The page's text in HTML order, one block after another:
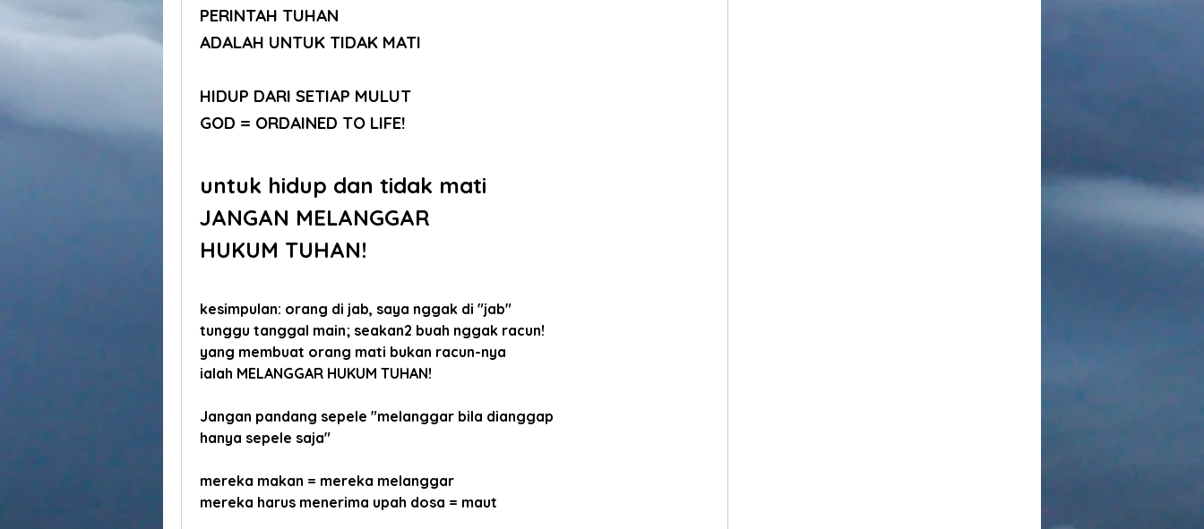
PERINTAH TUHAN
ADALAH UNTUK TIDAK MATI
HIDUP DARI SETIAP MULUT
GOD = ORDAINED TO LIFE!
untuk hidup dan tidak mati
JANGAN MELANGGAR
HUKUM TUHAN!
kesimpulan: orang di jab, saya nggak di "jab"
tunggu tanggal main; seakan2 buah nggak racun!
yang membuat orang mati bukan racun-nya
ialah MELANGGAR HUKUM TUHAN!
Jangan pandang sepele "melanggar bila dianggap
hanya sepele saja"
mereka makan = mereka melanggar
mereka harus menerima upah dosa = maut